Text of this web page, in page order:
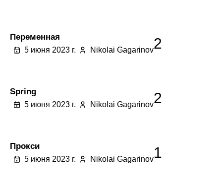
Переменная
5 июня 2023 г. Nikolai Gagarinov2
Spring
5 июня 2023 г. Nikolai Gagarinov2
Прокси
5 июня 2023 г. Nikolai Gagarinov1